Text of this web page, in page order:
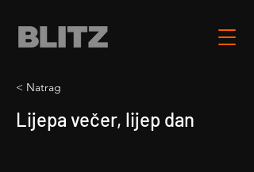
< Natrag
Lijepa večer, lijep dan